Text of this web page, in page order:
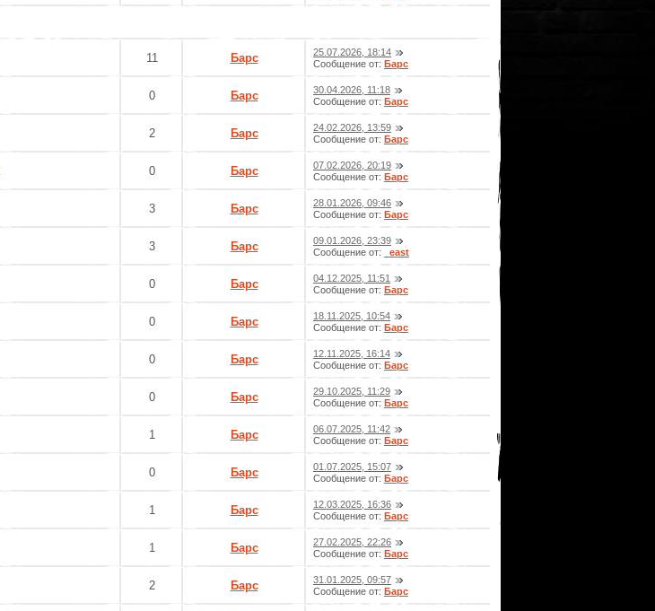
11 Барс
25.07.2026, 18:14
Сообщение от: Барс
0 Барс
30.04.2026, 11:18
Сообщение от: Барс
2 Барс
24.02.2026, 13:59
Сообщение от: Барс
0 Барс
07.02.2026, 20:19
Сообщение от: Барс
3 Барс
28.01.2026, 09:46
Сообщение от: Барс
3 Барс
09.01.2026, 23:39
Сообщение от:
_east
0 Барс
04.12.2025, 11:51
Сообщение от: Барс
0 Барс
18.11.2025, 10:54
Сообщение от: Барс
0 Барс
12.11.2025, 16:14
Сообщение от: Барс
0 Барс
29.10.2025, 11:29
Сообщение от: Барс
1 Барс
06.07.2025, 11:42
Сообщение от: Барс
0 Барс
01.07.2025, 15:07
Сообщение от: Барс
1 Барс
12.03.2025, 16:36
Сообщение от: Барс
1 Барс
27.02.2025, 22:26
Сообщение от: Барс
2 Барс
31.01.2025, 09:57
Сообщение от: Барс